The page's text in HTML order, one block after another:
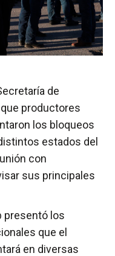
de
productores
los bloqueos
estados del
con
sus principales
presentó los
que el
en diversas